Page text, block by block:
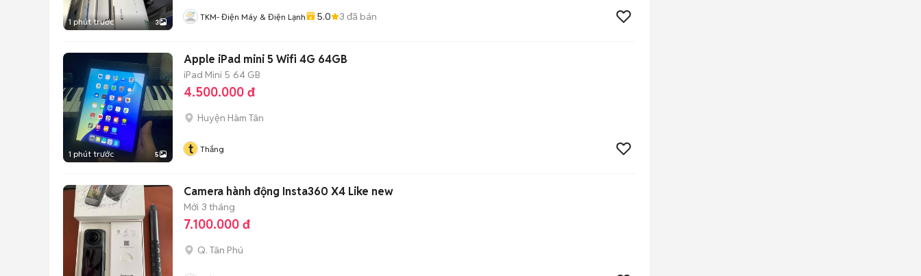
1 phút trước 3 TKM- Điện Máy & Điện Lạnh 5.0 3 đã bán
1 phút trước 5
Apple iPad mini 5 Wifi 4G 64GB
iPad Mini 5 64 GB
4.500.000 đ
Huyện Hàm Tân
t Thắng
Camera hành động Insta360 X4 Like new
Mới 3 tháng
7.100.000 đ
Q. Tân Phú